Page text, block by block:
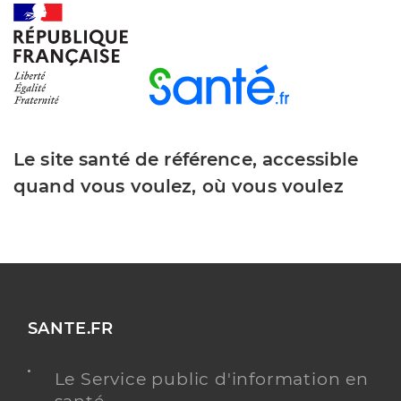
Le site santé de référence, accessible
quand vous voulez, où vous voulez
SANTE.FR
Le Service public d'information en